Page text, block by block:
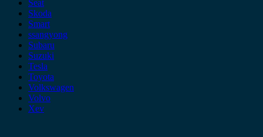
Seat
Skoda
Smart
ssangyong
Subaru
Suzuki
Tesla
Toyota
Volkswagen
Volvo
Xev